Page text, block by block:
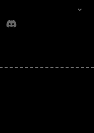
Discord